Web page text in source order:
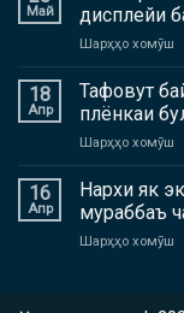
Май
дисплейи
Шарҳҳо хомӯш
18
Апр
Тафовут
плёнкаи
Шарҳҳо хомӯш
16
Апр
Нархи як
мураббаъ
Шарҳҳо хомӯш